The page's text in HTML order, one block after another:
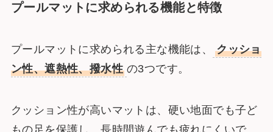
プールマットに求められる機能と特徴
プールマットに求められる主な機能は、
クッショ
ン性、遮熱性、撥水性 の3つです。
クッション性が高いマットは、硬い地面でも子ど